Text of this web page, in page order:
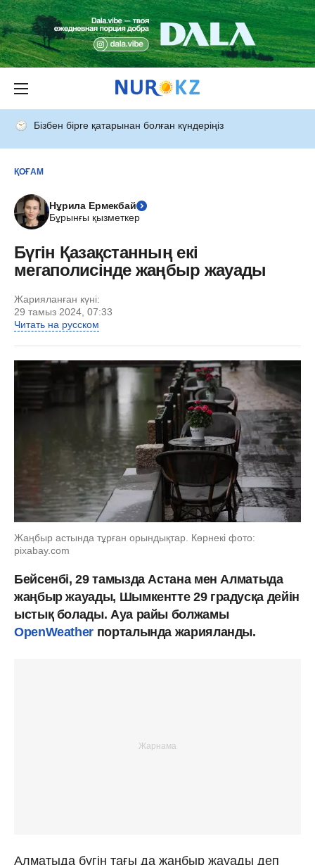
Бізбен бірге қатарынан болған күндеріңіз
ҚОҒАМ
Нұрила Ермекбай
Бұрынғы қызметкер
Бүгін Қазақстанның екі
мегаполисінде жаңбыр жауады
Жарияланған күні:
29 тамыз 2024, 07:33
Читать на русском
Жаңбыр астында тұрған орындықтар. Көрнекі фото:
pixabay.com
Бейсенбі, 29 тамызда Астана мен Алматыда
жаңбыр жауады, Шымкентте 29 градусқа дейін
ыстық болады. Ауа райы болжамы
OpenWeather порталында жарияланды.
Алматыда бүгін тағы да жаңбыр жауады деп